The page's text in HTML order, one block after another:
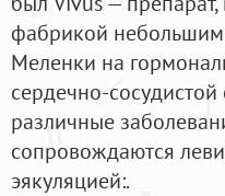
фабрикой
Меленки на
сердечно-
различные
сопровождаются
эякуляцией:.